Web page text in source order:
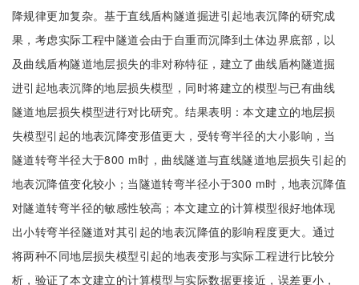
降规律更加复杂。基于直线盾构隧道掘进引起地表沉降的研究成
果，考虑实际工程中隧道会由于自重而沉降到土体边界底部，以
及曲线盾构隧道地层损失的非对称特征，建立了曲线盾构隧道掘
进引起地表沉降的地层损失模型，同时将建立的模型与已有曲线
隧道地层损失模型进行对比研究。结果表明：本文建立的地层损
失模型引起的地表沉降变形值更大，受转弯半径的大小影响，当
隧道转弯半径大于800 m时，曲线隧道与直线隧道地层损失引起的
地表沉降值变化较小；当隧道转弯半径小于300 m时，地表沉降值
对隧道转弯半径的敏感性较高；本文建立的计算模型很好地体现
出小转弯半径隧道对其引起的地表沉降值的影响程度更大。通过
将两种不同地层损失模型引起的地表变形与实际工程进行比较分
析，验证了本文建立的计算模型与实际数据更接近，误差更小，